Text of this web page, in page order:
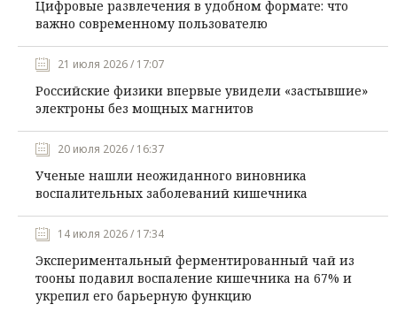
Цифровые развлечения в удобном формате: что
важно современному пользователю
21 июля 2026 / 17:07
Российские физики впервые увидели «застывшие»
электроны без мощных магнитов
20 июля 2026 / 16:37
Ученые нашли неожиданного виновника
воспалительных заболеваний кишечника
14 июля 2026 / 17:34
Экспериментальный ферментированный чай из
тооны подавил воспаление кишечника на 67% и
укрепил его барьерную функцию